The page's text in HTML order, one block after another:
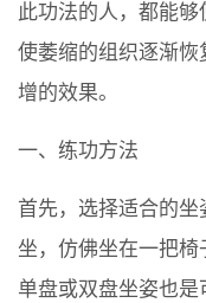
此功法的人，都能够
使萎缩的组织逐渐
增的效果。
一、练功方法
首先，选择适合的
坐，仿佛坐在一把椅
单盘或双盘坐姿也